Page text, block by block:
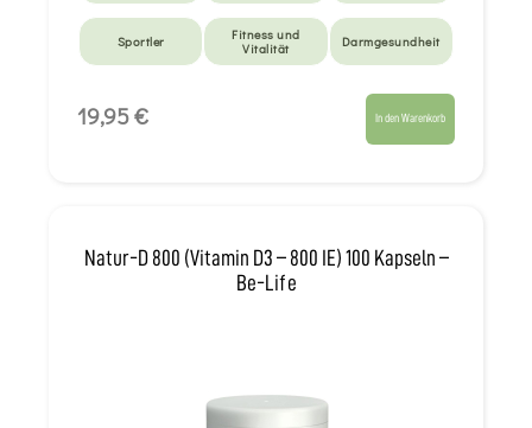
Sportler
Fitness und
Vitalität
Darmgesundheit
Langsame
Verdauung
19,95 € In den Warenkorb
Natur-D 800 (Vitamin D3 – 800 IE) 100 Kapseln –
Be-Life